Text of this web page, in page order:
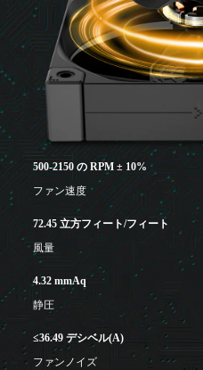
500-2150 の RPM ± 10%
ファン速度
72.45 立方フィート/フィート
風量
4.32 mmAq
静圧
≤36.49 デシベル(A)
ファンノイズ